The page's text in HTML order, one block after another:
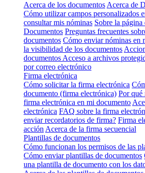
Acerca de los documentos Acerca de
Cómo utilizar campos personalizados
consultar mis nóminas Sobre la
Documentos Preguntas frecuentes
documentos Cómo enviar nóminas en
la visibilidad de los documentos
documentos Acceso a archivos
por correo electrónico
Firma electrónica
Cómo solicitar la firma electrónica
documento (firma electrónica) Por qué
firma electrónica en mi documento
electrónica FAQ sobre la firma
enviar recordatorios de firma? Firma
acción Acerca de la firma secuencial
Plantillas de documentos
Cómo funcionan los permisos de las
Cómo enviar plantillas de documentos
una plantilla de documento con los